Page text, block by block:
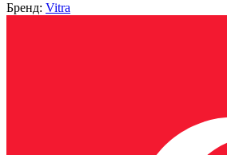
Бренд: Vitra